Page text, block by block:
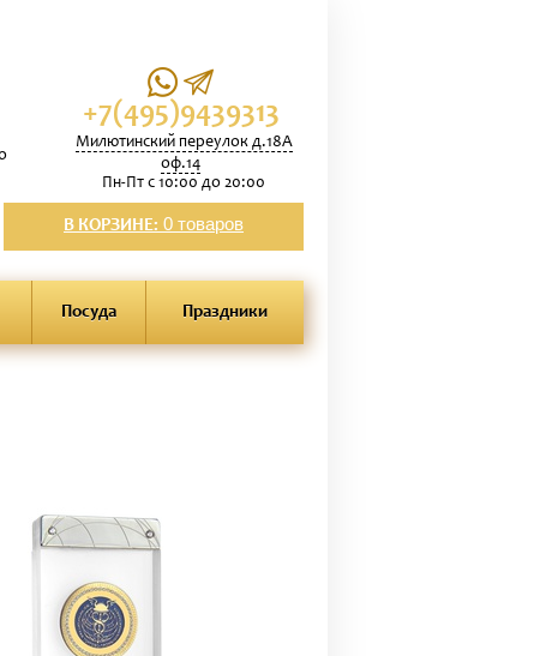
+7(495)9439313
Милютинский переулок д.18А
оф.14
Пн-Пт с 10:00 до 20:00
В КОРЗИНЕ: 0 товаров
Посуда Праздники